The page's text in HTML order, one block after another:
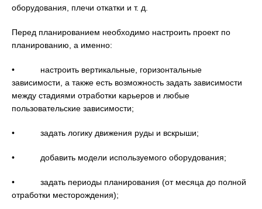
оборудования, плечи откатки и т. д.
Перед планированием необходимо настроить проект по
планированию, а именно:
• настроить вертикальные, горизонтальные
зависимости, а также есть возможность задать зависимости
между стадиями отработки карьеров и любые
пользовательские зависимости;
• задать логику движения руды и вскрыши;
• добавить модели используемого оборудования;
• задать периоды планирования (от месяца до полной
отработки месторождения);